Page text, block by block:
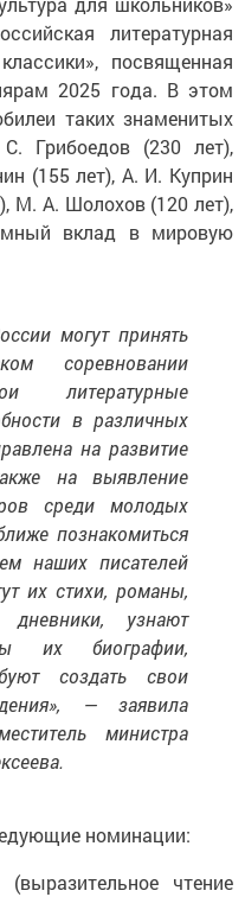
литературная
посвященная
2025 года. В этом
таких знаменитых
Грибоедов (230 лет),
(155 лет), А. И. Куприн
М. А. Шолохов (120 лет),
вклад в мировую
могут принять
соревновании
литературные
в различных
на развитие
на выявление
среди молодых
познакомиться
наших писателей
их стихи, романы,
узнают
их биографии,
создать свои
— заявила
министра
номинации:
чтение